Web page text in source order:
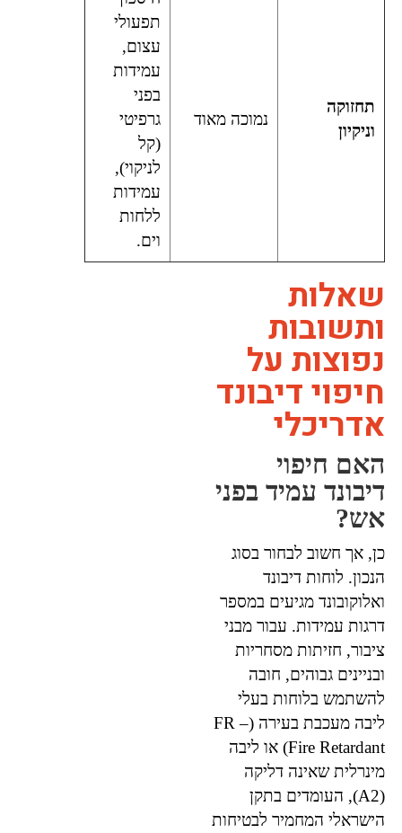
תחזוקה
וניקיון
נמוכה מאוד
תפעולי
עצום,
עמידות
בפני
גרפיטי
(קל
לניקוי),
עמידות
ללחות
וים.
שאלות
ותשובות
נפוצות על
חיפוי דיבונד
אדריכלי
האם חיפוי
דיבונד עמיד בפני
אש?
כן, אך חשוב לבחור בסוג
הנכון. לוחות דיבונד
ואלוקובונד מגיעים במספר
דרגות עמידות. עבור מבני
ציבור, חזיתות מסחריות
ובניינים גבוהים, חובה
להשתמש בלוחות בעלי
ליבה מעכבת בעירה (FR –
Fire Retardant) או ליבה
מינרלית שאינה דליקה
(A2), העומדים בתקן
הישראלי המחמיר לבטיחות